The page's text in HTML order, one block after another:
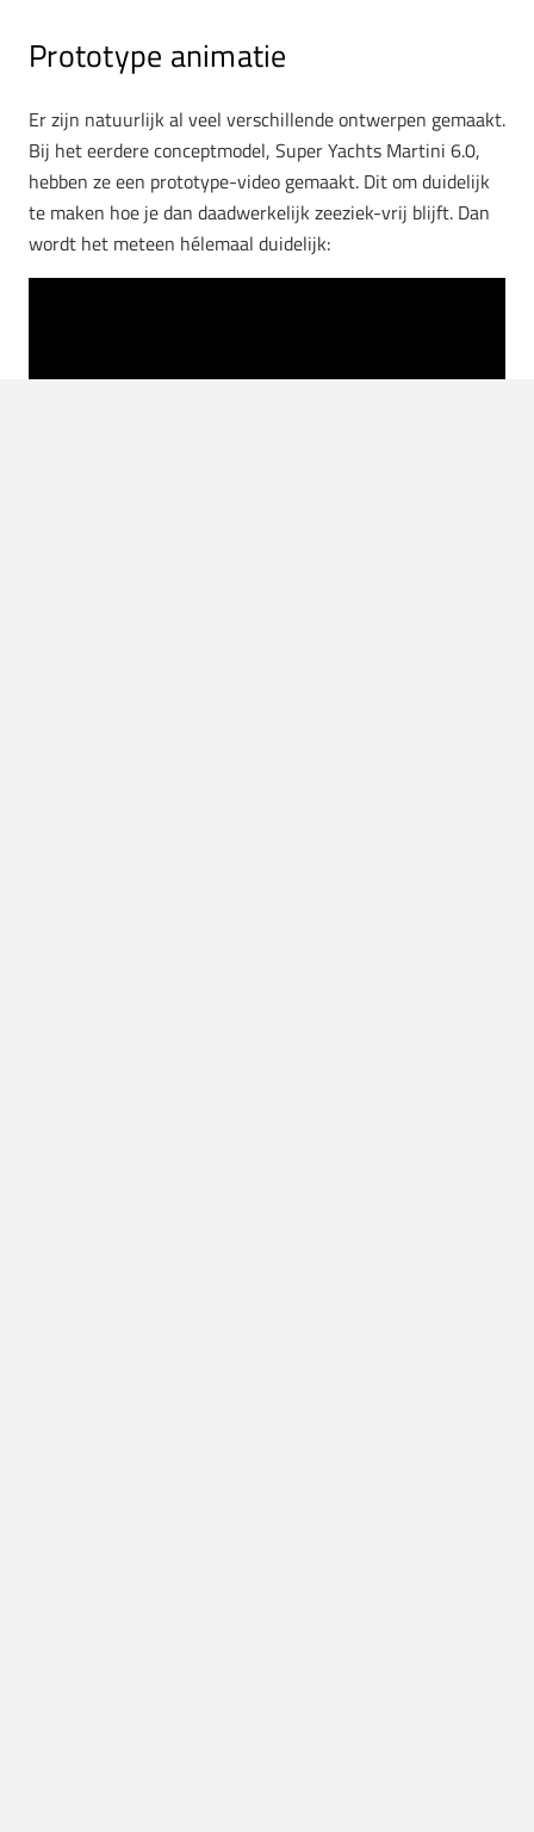
Prototype animatie
Er zijn natuurlijk al veel verschillende ontwerpen gemaakt.
Bij het eerdere conceptmodel, Super Yachts Martini 6.0,
hebben ze een prototype-video gemaakt. Dit om duidelijk
te maken hoe je dan daadwerkelijk zeeziek-vrij blijft. Dan
wordt het meteen hélemaal duidelijk: